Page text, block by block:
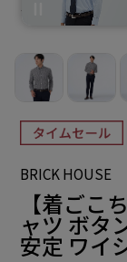
モデル身長：
BRICK HOUSE
【着ごこ
ャツ ボタ
安定 ワイ